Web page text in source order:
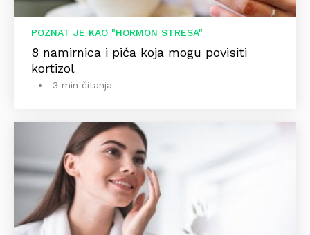
POZNAT JE KAO "HORMON STRESA"
8 namirnica i pića koja mogu povisiti
kortizol
3 min čitanja